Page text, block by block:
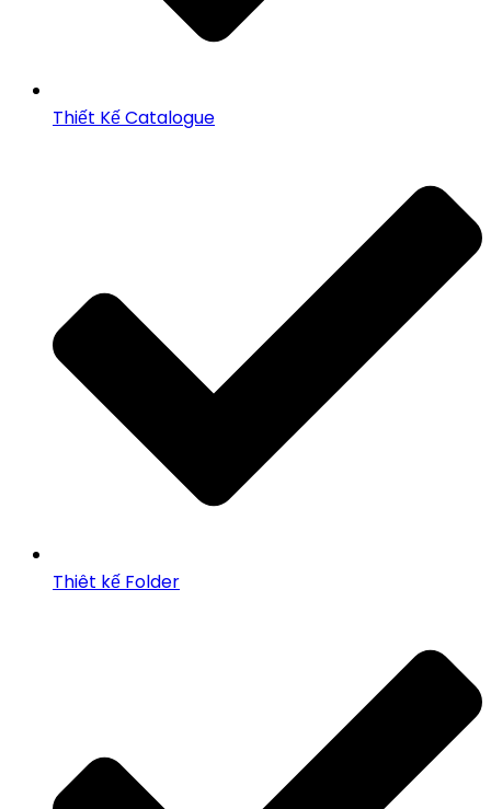
Thiết Kế Catalogue
Thiêt kế Folder